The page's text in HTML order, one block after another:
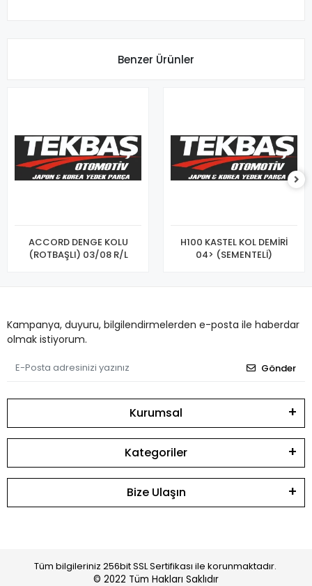
Benzer Ürünler
ACCORD DENGE KOLU
(ROTBAŞLI) 03/08 R/L
H100 KASTEL KOL DEMİRİ
04> (SEMENTELİ)
Kampanya, duyuru, bilgilendirmelerden e-posta ile haberdar
olmak istiyorum.
Gönder
Kurumsal
Kategoriler
Bize Ulaşın
Tüm bilgileriniz 256bit SSL Sertifikası ile korunmaktadır.
© 2022 Tüm Hakları Saklıdır